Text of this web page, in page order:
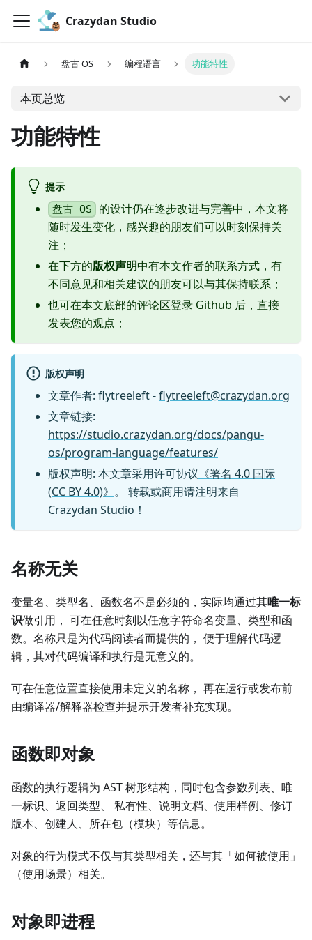
Crazydan Studio
盘古 OS 编程语言 功能特性
本页总览
功能特性
提示
盘古 OS
的设计仍在逐步改进与完善中，本文将
随时发生变化，感兴趣的朋友们可以时刻保持关
注；
在下方的版权声明中有本文作者的联系方式，有
不同意见和相关建议的朋友可以与其保持联系；
也可在本文底部的评论区登录 Github 后，直接
发表您的观点；
版权声明
文章作者: flytreeleft-flytreeleft@crazydan.org
文章链接:
https://studio.crazydan.org/docs/pangu-
os/program-language/features/
版权声明: 本文章采用许可协议 《署名 4.0 国际
(CC BY 4.0)》 。
转载或商用请注明来自
Crazydan Studio ！
名称无关
变量名、类型名、函数名不是必须的，实际均通过其唯一标
识做引用， 可在任意时刻以任意字符命名变量、类型和函
数。名称只是为代码阅读者而提供的， 便于理解代码逻
辑，其对代码编译和执行是无意义的。
可在任意位置直接使用未定义的名称， 再在运行或发布前
由编译器/解释器检查并提示开发者补充实现。
函数即对象
函数的执行逻辑为 AST 树形结构，同时包含参数列表、唯
一标识、返回类型、 私有性、说明文档、使用样例、修订
版本、创建人、所在包（模块）等信息。
对象的行为模式不仅与其类型相关，还与其「如何被使用」
（使用场景）相关。
对象即进程